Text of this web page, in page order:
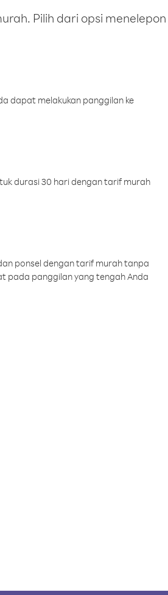
Pilih dari opsi
dapat melakukan panggilan ke
durasi 30 hari dengan tarif murah
ponsel dengan tarif murah tanpa
pada panggilan yang tengah Anda